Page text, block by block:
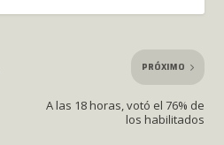
PRÓXIMO
A las 18 horas, votó el 76% de
los habilitados